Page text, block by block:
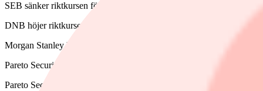
SEB sänker riktkursen för Yubico till 314 kronor (319), upprepar köp
DNB höjer riktkursen för Electrolux Professional till 78 kronor (75),
Morgan Stanley höjer riktkursen för SSAB till 55 kronor (50),
Pareto Securities inleder bevakning på Nordnet med behåll och
Pareto Securities inleder bevakning på Avanza med köp och riktkurs